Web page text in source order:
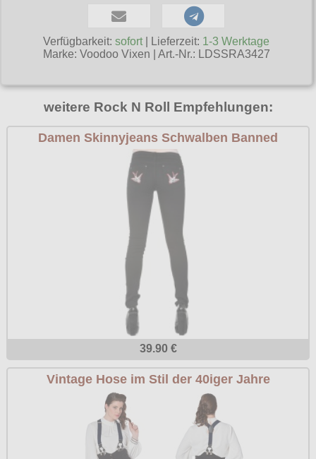
Queen of Darkness
Relco
Spin Doctor
Surplus
Vixxsin
Voodoo Vixen
Warrior Clothing
Gothic Shop
Punkrock
Rockabilly
Mods
Verfügbarkeit:sofort | Lieferzeit: 1-3 Werktage
Marke: Voodoo Vixen Art.-Nr.: LDSSRA3427
weitere Rock N Roll Empfehlungen:
Damen Skinnyjeans Schwalben Banned
39.90 €
Vintage Hose im Stil der 40iger Jahre